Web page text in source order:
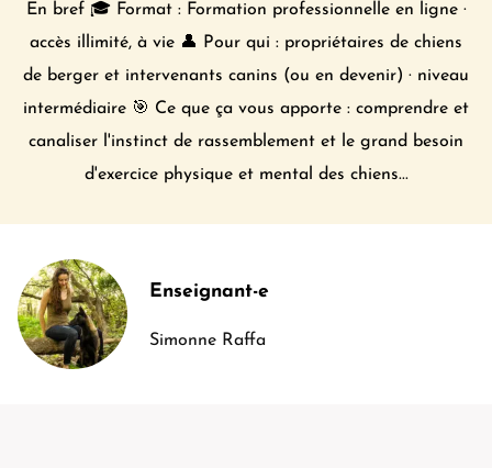
En bref 🎓 Format : Formation professionnelle en ligne ·
accès illimité, à vie 👤 Pour qui : propriétaires de chiens
de berger et intervenants canins (ou en devenir) · niveau
intermédiaire 🎯 Ce que ça vous apporte : comprendre et
canaliser l'instinct de rassemblement et le grand besoin
d'exercice physique et mental des chiens...
Enseignant-e
Simonne Raffa